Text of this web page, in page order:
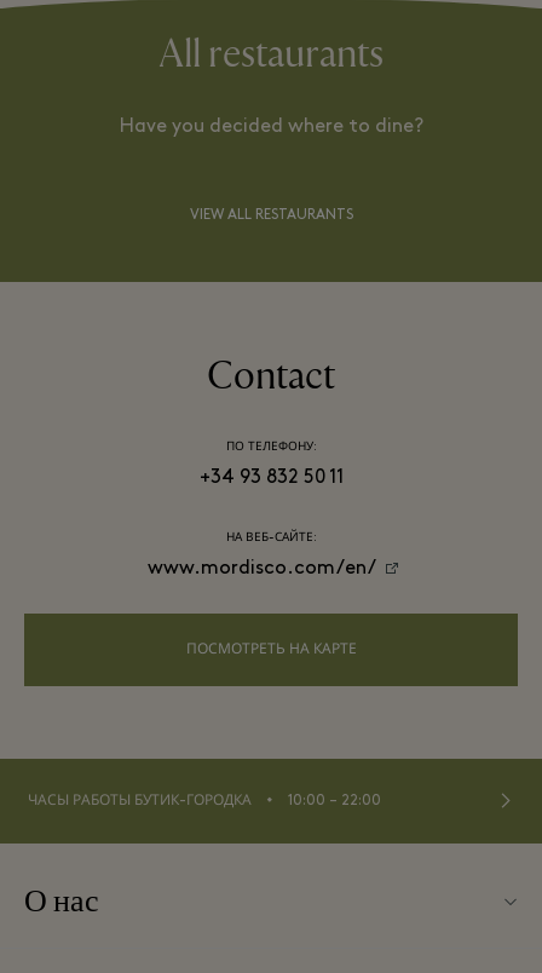
All restaurants
Have you decided where to dine?
VIEW ALL RESTAURANTS
Contact
ПО ТЕЛЕФОНУ:
+34 93 832 50 11
НА ВЕБ-САЙТЕ:
www.mordisco.com/en/
ПОСМОТРЕТЬ НА КАРТЕ
ЧАСЫ РАБОТЫ БУТИК-ГОРОДКА ⬩ 10:00 – 22:00
О нас